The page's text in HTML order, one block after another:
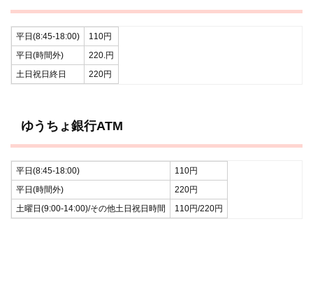
平日(8:45-18:00)
110円
平日(時間外)
220.円
土日祝日終日
220円
ゆうちょ銀行ATM
平日(8:45-18:00)
110円
平日(時間外)
220円
土曜日(9:00-14:00)/その他土日祝日時間
110円/220円